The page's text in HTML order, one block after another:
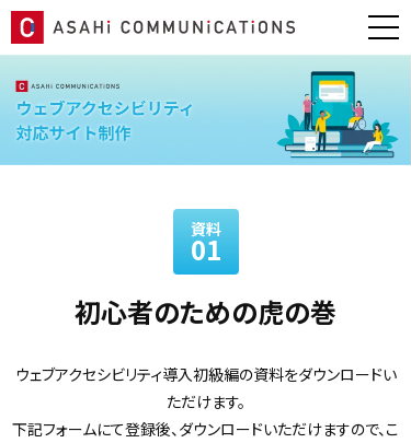
資料
01
初心者のための虎の巻
ウェブアクセシビリティ導入初級編の資料をダウンロードい
ただけます。
下記フォームにて登録後、ダウンロードいただけますので、こ